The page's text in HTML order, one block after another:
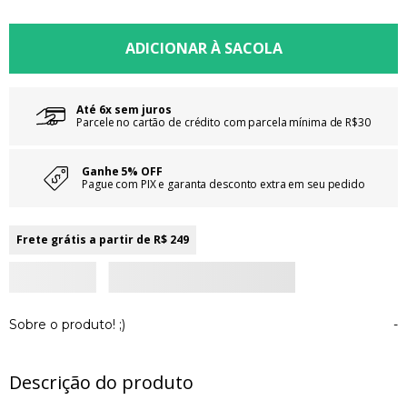
Até 6x sem juros
Parcele no cartão de crédito com parcela mínima de R$30
Ganhe 5% OFF
Pague com PIX e garanta desconto extra em seu pedido
Frete grátis a partir de R$ 249
Sobre o produto! ;) -
Descrição do produto